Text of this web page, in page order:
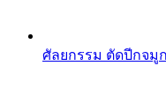
ศัลยกรรม ตัดปีกจมูก